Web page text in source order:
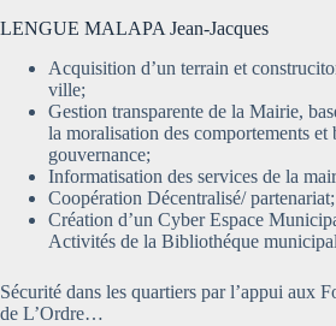
LENGUE MALAPA Jean-Jacques
Acquisition d’un terrain et
ville;
Gestion transparente de la Mairie,
la moralisation des comportements et
gouvernance;
Informatisation des services de la
Coopération Décentralisé/ partenariat;
Création d’un Cyber Espace
Activités de la Bibliothéque
Sécurité dans les quartiers par l’appui aux
de L’Ordre…